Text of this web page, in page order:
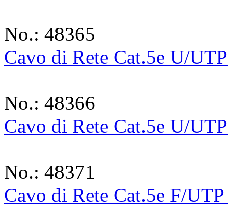
No.: 48365
Cavo di Rete Cat.5e U/
No.: 48366
Cavo di Rete Cat.5e U/
No.: 48371
Cavo di Rete Cat.5e F/